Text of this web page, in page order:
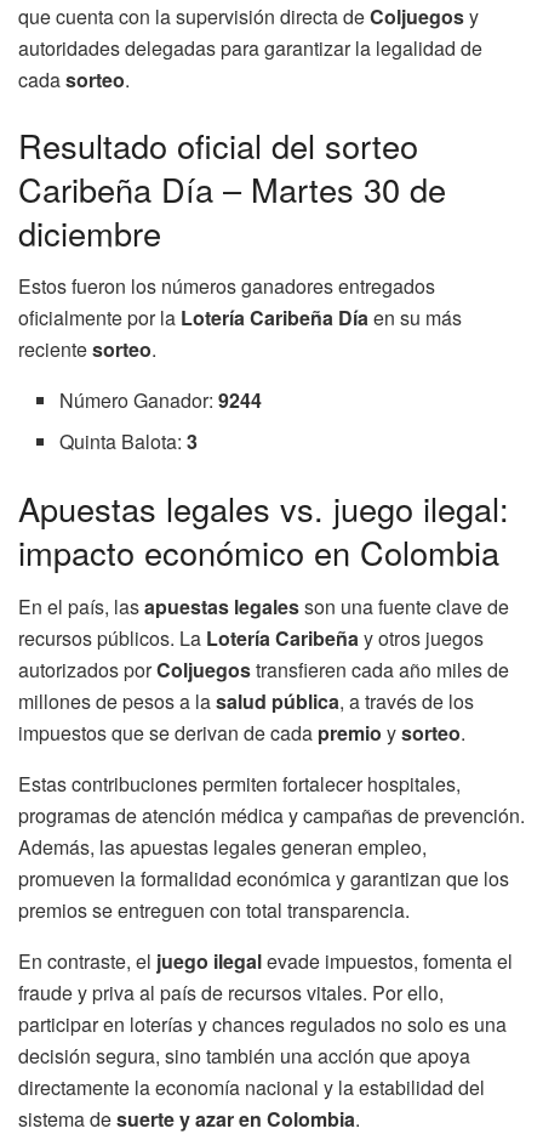
que cuenta con la supervisión directa deColjuegosy
autoridades delegadas para garantizar la legalidad de
cadasorteo.
Resultado oficial del sorteo
Caribeña Día – Martes 30 de
diciembre
Estos fueron los números ganadores entregados
oficialmente por la Lotería Caribeña Díaen su más
recientesorteo.
Número Ganador:9244
Quinta Balota:3
Apuestas legales vs. juego ilegal:
impacto económico en Colombia
En el país, lasapuestas legalesson una fuente clave de
recursos públicos. La Lotería Caribeñay otros juegos
autorizados porColjuegostransfieren cada año miles de
millones de pesos a lasalud pública, a través de los
impuestos que se derivan de cada premio ysorteo.
Estas contribuciones permiten fortalecer hospitales,
programas de atención médica y campañas de prevención.
Además, las apuestas legales generan empleo,
promueven la formalidad económica y garantizan que los
premios se entreguen con total transparencia.
En contraste, el juego ilegalevade impuestos, fomenta el
fraude y priva al país de recursos vitales. Por ello,
participar en loterías y chances regulados no solo es una
decisión segura, sino también una acción que apoya
directamente la economía nacional y la estabilidad del
sistema desuerte y azar en Colombia.